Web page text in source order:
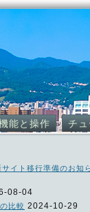
能と操作 チ
イト移行準備のお知
08-04
比較 2024-10-29